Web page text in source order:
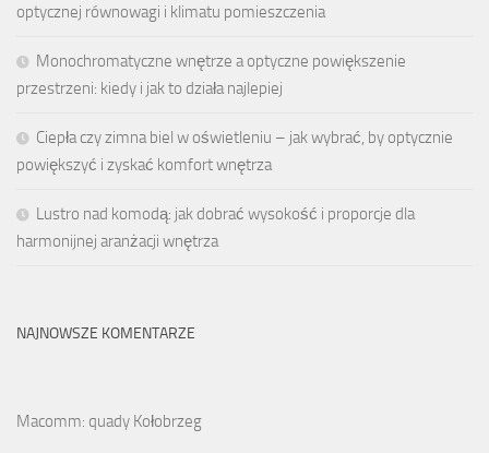
optycznej równowagi i klimatu pomieszczenia
Monochromatyczne wnętrze a optyczne powiększenie
przestrzeni: kiedy i jak to działa najlepiej
Ciepła czy zimna biel w oświetleniu – jak wybrać, by optycznie
powiększyć i zyskać komfort wnętrza
Lustro nad komodą: jak dobrać wysokość i proporcje dla
harmonijnej aranżacji wnętrza
NAJNOWSZE KOMENTARZE
Macomm: quady Kołobrzeg